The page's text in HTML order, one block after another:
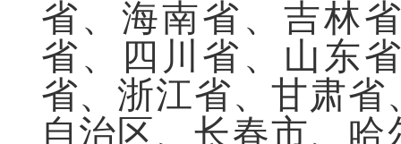
省、海南省、吉林
省、四川省、山东
省、浙江省、甘肃
自治区、长春市、